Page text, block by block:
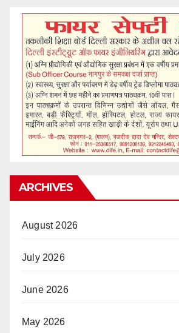
ARCHIVES
August 2026
July 2026
June 2026
May 2026